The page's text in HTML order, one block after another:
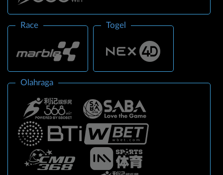
Race Togel
Olahraga